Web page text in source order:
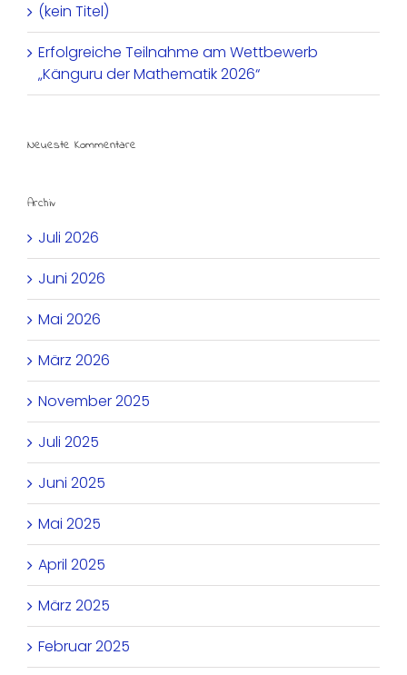
(kein Titel)
Erfolgreiche Teilnahme am Wettbewerb
„Känguru der Mathematik 2026“
Neueste Kommentare
Archiv
Juli 2026
Juni 2026
Mai 2026
März 2026
November 2025
Juli 2025
Juni 2025
Mai 2025
April 2025
März 2025
Februar 2025